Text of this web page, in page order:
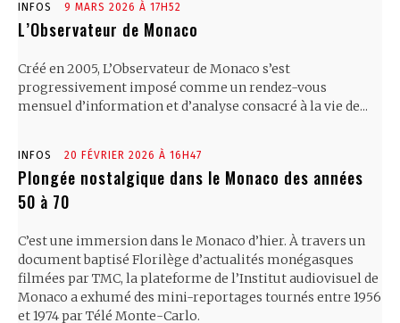
INFOS 9 MARS 2026 À 17H52
L’Observateur de Monaco
Créé en 2005, L’Observateur de Monaco s’est
progressivement imposé comme un rendez-vous
mensuel d’information et d’analyse consacré à la vie de...
INFOS 20 FÉVRIER 2026 À 16H47
Plongée nostalgique dans le Monaco des années
50 à 70
C’est une immersion dans le Monaco d’hier. À travers un
document baptisé Florilège d’actualités monégasques
filmées par TMC, la plateforme de l’Institut audiovisuel de
Monaco a exhumé des mini-reportages tournés entre 1956
et 1974 par Télé Monte-Carlo.